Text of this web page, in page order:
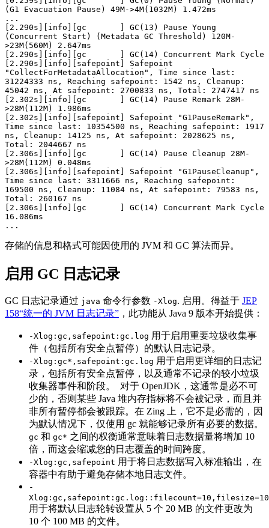
(G1 Evacuation Pause) 49M->4M(1032M) 1.472ms
...
[2.290s][info][gc       ] GC(13) Pause Young
(Concurrent Start) (Metadata GC Threshold) 120M-
>23M(560M) 2.647ms
[2.290s][info][gc       ] GC(14) Concurrent Mark Cycle
[2.290s][info][safepoint] Safepoint
"CollectForMetadataAllocation", Time since last:
31224333 ns, Reaching safepoint: 1542 ns, Cleanup:
45042 ns, At safepoint: 2700833 ns, Total: 2747417 ns
[2.302s][info][gc       ] GC(14) Pause Remark 28M-
>28M(112M) 1.986ms
[2.302s][info][safepoint] Safepoint "G1PauseRemark",
Time since last: 10354500 ns, Reaching safepoint: 1917
ns, Cleanup: 14125 ns, At safepoint: 2028625 ns,
Total: 2044667 ns
[2.306s][info][gc       ] GC(14) Pause Cleanup 28M-
>28M(112M) 0.048ms
[2.306s][info][safepoint] Safepoint "G1PauseCleanup",
Time since last: 3311666 ns, Reaching safepoint:
169500 ns, Cleanup: 11084 ns, At safepoint: 79583 ns,
Total: 260167 ns
[2.306s][info][gc       ] GC(14) Concurrent Mark Cycle
16.086ms
...
存储的信息和格式可能因使用的 JVM 和 GC 算法而异。
启用 GC 日志记录
GC 日志记录通过 java 命令行参数 -Xlog. 启用。得益于 JEP
158“统一的 JVM 日志记录” ，此功能从 Java 9 版本开始提供：
-Xlog:gc,safepoint:gc.log 用于启用重要垃圾收集事
件（包括所有安全点暂停）的默认日志记录。
-Xlog:gc*,safepoint:gc.log 用于启用更详细的日志记
录，包括所有安全点暂停，以及通常不记录的较小垃圾
收集器事件和阶段。 对于 OpenJDK，这通常是必不可
少的，否则某些 Java 堆内存指标将不会被记录，而且并
非所有暂停都会被跟踪。在 Zing 上，它不是必需的，因
为默认情况下，仅使用 gc 就能够记录所有必要的数据。
gc 和 gc* 之间的权衡通常意味着日志数据量将增加 10
倍，而这会缩减您的日志覆盖的时间跨度。
-Xlog:gc,safepoint 用于将日志数据写入标准输出，在
容器中有助于避免存储本地日志文件。
-
用于将默认日志轮转设置从 5 个 20 MB 的文件更改为
10 个 100 MB 的文件。